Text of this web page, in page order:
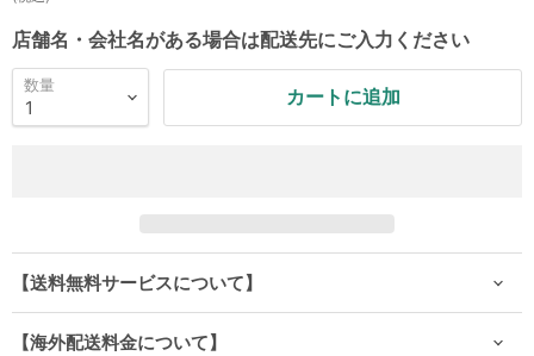
店舗名・会社名がある場合は配送先にご入力ください
数量
カートに追加
【送料無料サービスについて】
【海外配送料金について】